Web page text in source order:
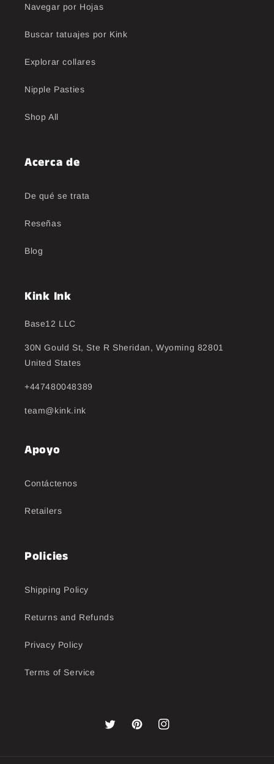
Navegar por Hojas
Buscar tatuajes por Kink
Explorar collares
Nipple Pasties
Shop All
Acerca de
De qué se trata
Reseñas
Blog
Kink Ink
Base12 LLC
30N Gould St, Ste R Sheridan, Wyoming 82801
United States
+447480048389
team@kink.ink
Apoyo
Contáctenos
Retailers
Policies
Shipping Policy
Returns and Refunds
Privacy Policy
Terms of Service
TwitterPinterestInstagram